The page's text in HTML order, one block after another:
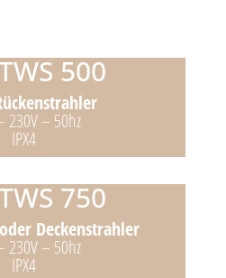
500
230V – 50hz
IPX4
750
Deckenstrahler
230V – 50hz
IPX4